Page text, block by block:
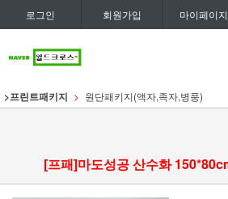
로그인 회원가입 마이페이지
>프린트패키지 원단패키지(액자,족자,병풍)
[프패]마도성공 산수화